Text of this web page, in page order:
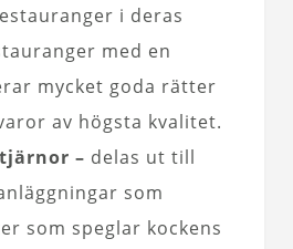
i deras
med en
mycket goda rätter
av högsta kvalitet.
– delas ut till
som
som speglar kockens